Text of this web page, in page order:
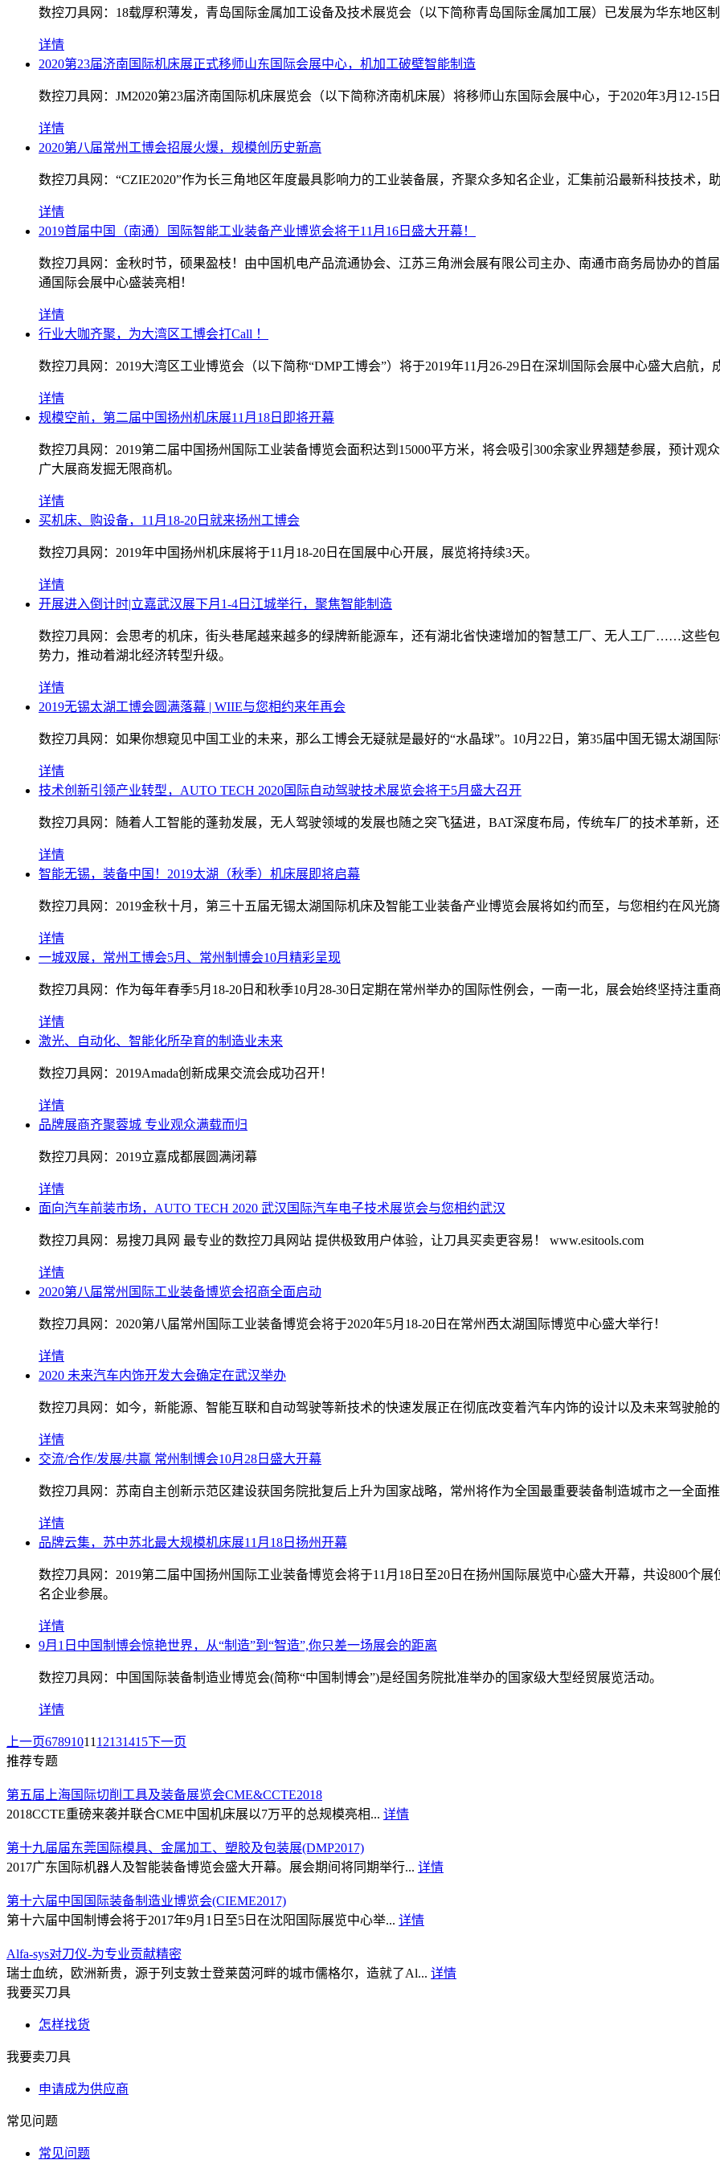
数控刀具网：18载厚积薄发，青岛国际金属加工设备及技术展览会（以下简称青岛国际金属加工展）已发展为华东地区
详情
2020第23届济南国际机床展正式移师山东国际会展中心，机加工破壁智能制造
数控刀具网：JM2020第23届济南国际机床展览会（以下简称济南机床展）将移师山东国际会展中心，于2020年3月12-15
详情
2020第八届常州工博会招展火爆，规模创历史新高
数控刀具网：“CZIE2020”作为长三角地区年度最具影响力的工业装备展，齐聚众多知名企业，汇集前沿最新科技技术，
详情
2019首届中国（南通）国际智能工业装备产业博览会将于11月16日盛大开幕！
数控刀具网：金秋时节，硕果盈枝！由中国机电产品流通协会、江苏三角洲会展有限公司主办、南通市商务局协办的首
通国际会展中心盛装亮相！
详情
行业大咖齐聚，为大湾区工博会打Call ！
数控刀具网：2019大湾区工业博览会（以下简称“DMP工博会”）将于2019年11月26-29日在深圳国际会展中心盛大启航
详情
规模空前，第二届中国扬州机床展11月18日即将开幕
数控刀具网：2019第二届中国扬州国际工业装备博览会面积达到15000平方米，将会吸引300余家业界翘楚参展，预计观
广大展商发掘无限商机。
详情
买机床、购设备，11月18-20日就来扬州工博会
数控刀具网：2019年中国扬州机床展将于11月18-20日在国展中心开展，展览将持续3天。
详情
开展进入倒计时|立嘉武汉展下月1-4日江城举行，聚焦智能制造
数控刀具网：会思考的机床，街头巷尾越来越多的绿牌新能源车，还有湖北省快速增加的智慧工厂、无人工厂……这些
势力，推动着湖北经济转型升级。
详情
2019无锡太湖工博会圆满落幕 | WIIE与您相约来年再会
数控刀具网：如果你想窥见中国工业的未来，那么工博会无疑就是最好的“水晶球”。10月22日，第35届中国无锡太湖国
详情
技术创新引领产业转型，AUTO TECH 2020国际自动驾驶技术展览会将于5月盛大召开
数控刀具网：随着人工智能的蓬勃发展，无人驾驶领域的发展也随之突飞猛进，BAT深度布局，传统车厂的技术革新，
详情
智能无锡，装备中国！2019太湖（秋季）机床展即将启幕
数控刀具网：2019金秋十月，第三十五届无锡太湖国际机床及智能工业装备产业博览会展将如约而至，与您相约在风光
详情
一城双展，常州工博会5月、常州制博会10月精彩呈现
数控刀具网：作为每年春季5月18-20日和秋季10月28-30日定期在常州举办的国际性例会，一南一北，展会始终坚持注
详情
激光、自动化、智能化所孕育的制造业未来
数控刀具网：2019Amada创新成果交流会成功召开！
详情
品牌展商齐聚蓉城 专业观众满载而归
数控刀具网：2019立嘉成都展圆满闭幕
详情
面向汽车前装市场，AUTO TECH 2020 武汉国际汽车电子技术展览会与您相约武汉
数控刀具网：易搜刀具网 最专业的数控刀具网站 提供极致用户体验，让刀具买卖更容易！ www.esitools.com
详情
2020第八届常州国际工业装备博览会招商全面启动
数控刀具网：2020第八届常州国际工业装备博览会将于2020年5月18-20日在常州西太湖国际博览中心盛大举行！
详情
2020 未来汽车内饰开发大会确定在武汉举办
数控刀具网：如今，新能源、智能互联和自动驾驶等新技术的快速发展正在彻底改变着汽车内饰的设计以及未来驾驶舱
详情
交流/合作/发展/共赢 常州制博会10月28日盛大开幕
数控刀具网：苏南自主创新示范区建设获国务院批复后上升为国家战略，常州将作为全国最重要装备制造城市之一全面
详情
品牌云集，苏中苏北最大规模机床展11月18日扬州开幕
数控刀具网：2019第二届中国扬州国际工业装备博览会将于11月18日至20日在扬州国际展览中心盛大开幕，共设800个
名企业参展。
详情
9月1日中国制博会惊艳世界，从“制造”到“智造”,你只差一场展会的距离
数控刀具网：中国国际装备制造业博览会(简称“中国制博会”)是经国务院批准举办的国家级大型经贸展览活动。
详情
上一页67891011 12131415下一页
推荐专题
第五届上海国际切削工具及装备展览会CME&CCTE2018
2018CCTE重磅来袭并联合CME中国机床展以7万平的总规模亮相... 详情
第十九届届东莞国际模具、金属加工、塑胶及包装展(DMP2017)
2017广东国际机器人及智能装备博览会盛大开幕。展会期间将同期举行... 详情
第十六届中国国际装备制造业博览会(CIEME2017)
第十六届中国制博会将于2017年9月1日至5日在沈阳国际展览中心举... 详情
Alfa-sys对刀仪-为专业贡献精密
瑞士血统，欧洲新贵，源于列支敦士登莱茵河畔的城市儒格尔，造就了Al... 详情
我要买刀具
怎样找货
我要卖刀具
申请成为供应商
常见问题
常见问题